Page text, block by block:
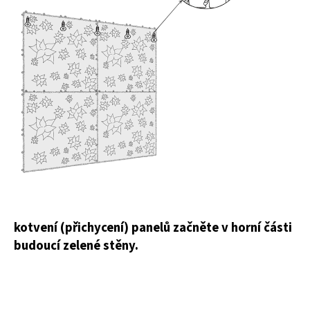
kotvení (přichycení) panelů začněte v horní části
budoucí zelené stěny.